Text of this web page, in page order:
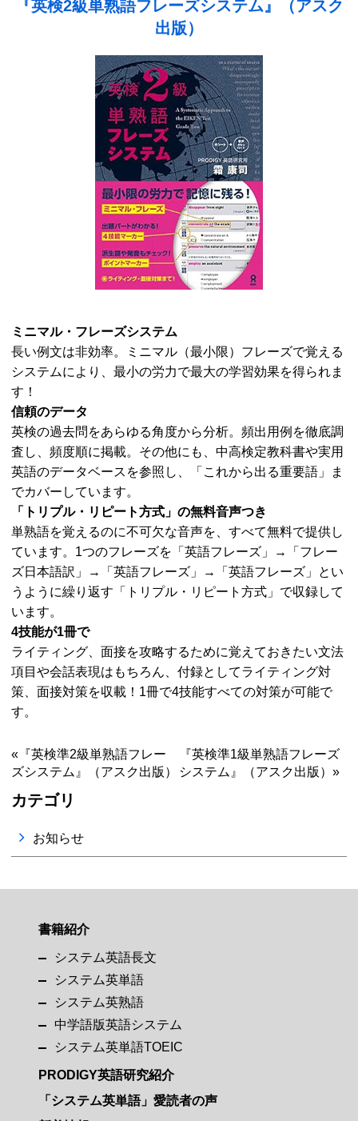
カテゴリ
お知らせ
『英検2級単熟語フレーズシステム』（アスク
出版）
ミニマル・フレーズシステム
長い例文は非効率。ミニマル（最小限）フレーズで覚える
システムにより、最小の労力で最大の学習効果を得られま
す！
信頼のデータ
英検の過去問をあらゆる角度から分析。頻出用例を徹底調
査し、頻度順に掲載。その他にも、中高検定教科書や実用
英語のデータベースを参照し、「これから出る重要語」ま
でカバーしています。
「トリプル・リピート方式」の無料音声つき
単熟語を覚えるのに不可欠な音声を、すべて無料で提供し
ています。1つのフレーズを「英語フレーズ」→「フレー
ズ日本語訳」→「英語フレーズ」→「英語フレーズ」とい
うように繰り返す「トリプル・リピート方式」で収録して
います。
4技能が1冊で
ライティング、面接を攻略するために覚えておきたい文法
項目や会話表現はもちろん、付録としてライティング対
策、面接対策を収載！1冊で4技能すべての対策が可能で
す。
«『英検準2級単熟語フレー
ズシステム』（アスク出版）
『英検準1級単熟語フレーズ
システム』（アスク出版）»
書籍紹介
システム英語長文
システム英単語
システム英熟語
中学語版英語システム
システム英単語TOEIC
PRODIGY英語研究紹介
「システム英単語」愛読者の声